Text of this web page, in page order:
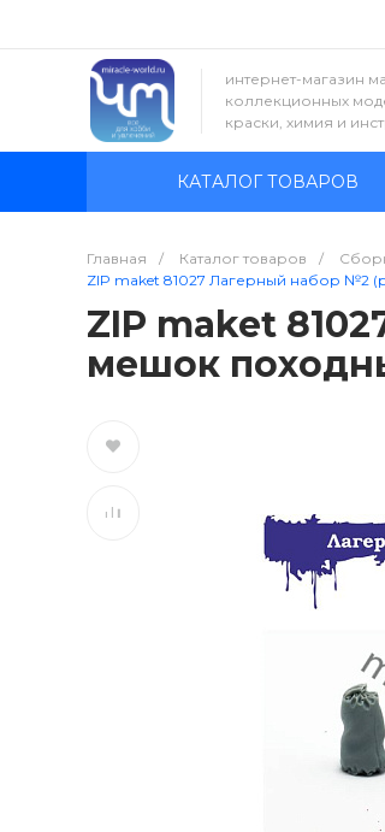
интернет-магазин
коллекционных
краски, химия и
КАТАЛОГ ТОВАРОВ
Главная / Каталог товаров /
ZIP maket 81027 Лагерный набор №2
ZIP maket
мешок